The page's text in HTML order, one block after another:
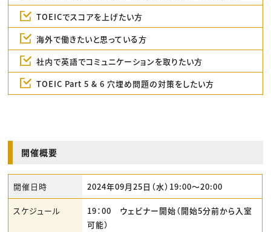
TOEICでスコアを上げたい方
海外で働きたいと思っている方
社内で英語でコミュニケーションを取りたい方
TOEIC Part 5 & 6 穴埋め問題の対策をしたい方
開催概要
開催日時 2024年09月25日（水）19:00〜20:00
スケジュール
19：00 ウェビナー開始（開始5分前から入室
可能）